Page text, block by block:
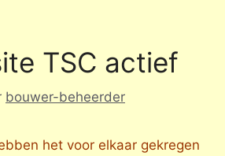
TSC actief
bouwer-beheerder
het voor elkaar gekregen